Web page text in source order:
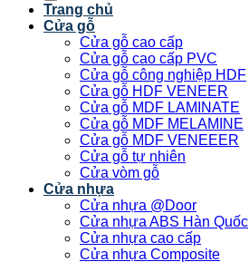
Trang chủ
Cửa gỗ
Cửa gỗ cao cấp
Cửa gỗ cao cấp PVC
Cửa gỗ công nghiệp HDF
Cửa gỗ HDF VENEER
Cửa gỗ MDF LAMINATE
Cửa gỗ MDF MELAMINE
Cửa gỗ MDF VENEEER
Cửa gỗ tự nhiên
Cửa vòm gỗ
Cửa nhựa
Cửa nhựa @Door
Cửa nhựa ABS Hàn Quốc
Cửa nhựa cao cấp
Cửa nhựa Composite